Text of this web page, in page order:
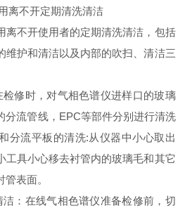
不开定期清洗清洁
离不开使用者的定期清洗清洁，包括
维护和清洁以及内部的吹扫、清洁三
修时，对气相色谱仪进样口的玻璃
分流管线，EPC等部件分别进行清洗
分流平板的清洗:从仪器中小心取出
工具小心移去衬管内的玻璃毛和其它
表面。
：在线气相色谱仪准备检修前，切